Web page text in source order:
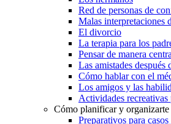
Red de personas de
Malas interpretaciones
El divorcio
La terapia para los
Pensar de manera
Las amistades después
Cómo hablar con el
Los amigos y las
Actividades recreativas
Cómo planificar y organizarte
Preparativos para